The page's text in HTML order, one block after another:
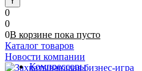
0
0
0В корзине пока пусто
Каталог товаров
Компрессоры
Новости компании